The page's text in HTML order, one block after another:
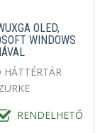
OLED,
WINDOWS
HÁTTÉRTÁR
RENDELHETŐ